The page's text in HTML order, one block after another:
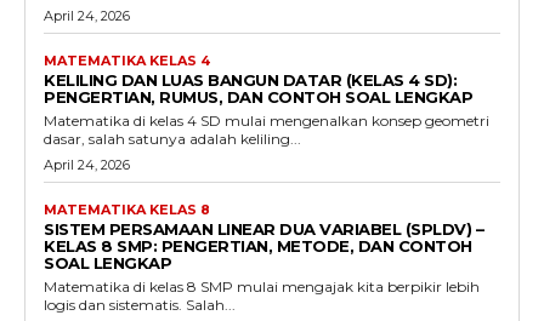
April 24, 2026
MATEMATIKA KELAS 4
KELILING DAN LUAS BANGUN DATAR (KELAS 4 SD):
PENGERTIAN, RUMUS, DAN CONTOH SOAL LENGKAP
Matematika di kelas 4 SD mulai mengenalkan konsep geometri
dasar, salah satunya adalah keliling...
April 24, 2026
MATEMATIKA KELAS 8
SISTEM PERSAMAAN LINEAR DUA VARIABEL (SPLDV) –
KELAS 8 SMP: PENGERTIAN, METODE, DAN CONTOH
SOAL LENGKAP
Matematika di kelas 8 SMP mulai mengajak kita berpikir lebih
logis dan sistematis. Salah...